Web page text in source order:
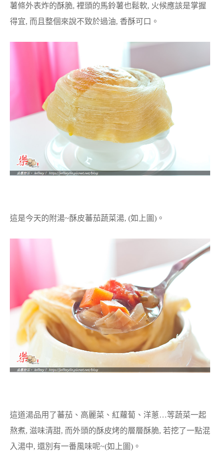
薯條外表炸的酥脆, 裡頭的馬鈴薯也鬆軟, 火候應該是掌握
得宜, 而且整個來說不致於過油, 香酥可口。
這是今天的附湯~酥皮蕃茄蔬菜湯, (如上圖)。
這道湯品用了蕃茄、高麗菜、紅蘿蔔、洋蔥…等蔬菜一起
熬煮, 滋味清甜, 而外頭的酥皮烤的層層酥脆, 若挖了一點混
入湯中, 還別有一番風味呢~(如上圖)。